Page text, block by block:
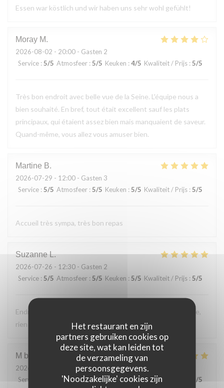
Het restaurant en zijn
partners gebruiken cookies op
deze site, wat kan leiden tot
de verzameling van
persoonsgegevens.
'Noodzakelijke' cookies zijn
Essen war köstlich und wir haben uns sehr wohl gefühlt!
Moray M
2026-08-02 - 20:00 - Gasten 2
Service : 5/5 Atmosfeer : 5/5 Keuken : 4/5 Kwaliteit / Prijs : 5/5
Très bon endroit avec belle vue de la Seine. L'équipe nous a
bien souhaité. En bref, tout était excellent sauf les plats
principaux, qui étaient assez bien mais manquaient de saveur.
Quand-même, vous allez vous amuser bien.
Martine B
2026-07-29 - 12:00 - Gasten 3
Service : 5/5 Atmosfeer :5/5 Keuken : 5/5 Kwaliteit / Prijs : 5/5
Accueil très sympa, très bon repas
Suzanne L
2026-07-26 - 12:30 - Gasten 2
Service : 5/5 Atmosfeer : 5/5 Keuken : 5/5 Kwaliteit / Prijs : 5/5
Endroit tres accueillant, service efficace, personnel aimable,
rien a reprocher sur les plats.
M bouchon
2026-07-24
- 19:30 - Gasten 2
Service
Atmosfeer:5/5 Keuken:5/5 Kwaliteit / Prijs /5